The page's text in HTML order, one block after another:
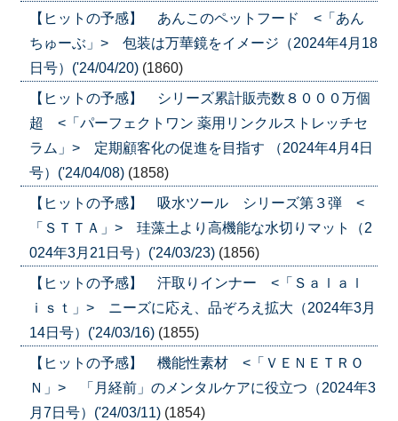
【ヒットの予感】 あんこのペットフード <「あん
ちゅーぶ」> 包装は万華鏡をイメージ（2024年4月18
日号）('24/04/20) (1860)
【ヒットの予感】 シリーズ累計販売数８０００万個
超 <「パーフェクトワン 薬用リンクルストレッチセ
ラム」> 定期顧客化の促進を目指す （2024年4月4日
号）('24/04/08) (1858)
【ヒットの予感】 吸水ツール シリーズ第３弾 <
「ＳＴＴＡ」> 珪藻土より高機能な水切りマット（2
024年3月21日号）('24/03/23) (1856)
【ヒットの予感】 汗取りインナー <「Ｓａｌａｌ
ｉｓｔ」> ニーズに応え、品ぞろえ拡大（2024年3月
14日号）('24/03/16) (1855)
【ヒットの予感】 機能性素材 <「ＶＥＮＥＴＲＯ
Ｎ」> 「月経前」のメンタルケアに役立つ（2024年3
月7日号）('24/03/11) (1854)